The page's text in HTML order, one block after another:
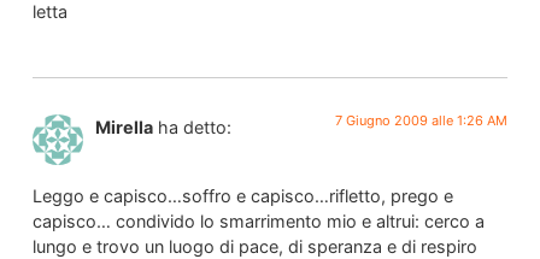
letta
Mirella ha detto: 7 Giugno 2009 alle 1:26 AM
Leggo e capisco…soffro e capisco…rifletto, prego e
capisco… condivido lo smarrimento mio e altrui: cerco a
lungo e trovo un luogo di pace, di speranza e di respiro